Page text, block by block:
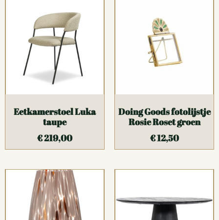
Eetkamerstoel Luka
taupe
€219,00
Doing Goods fotolijstje
Rosie Roset groen
€12,50